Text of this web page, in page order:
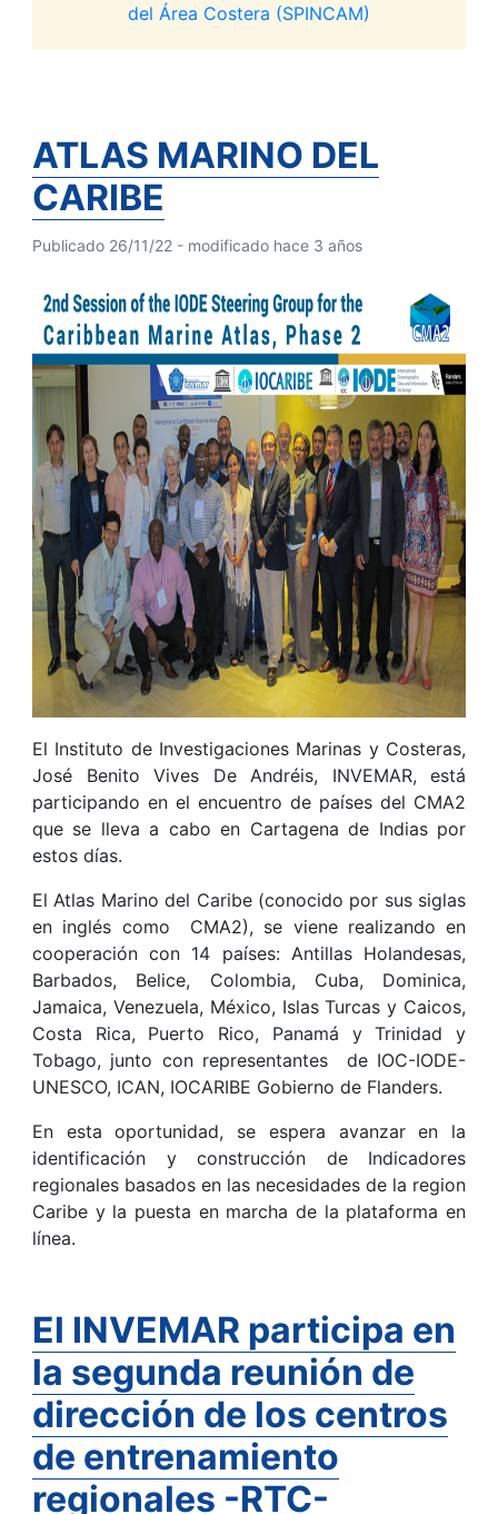
del Área Costera (SPINCAM)
ATLAS MARINO DEL
CARIBE
Publicado 26/11/22 - modificado hace 3 años
El Instituto de Investigaciones Marinas y Costeras,
José Benito Vives De Andréis, INVEMAR, está
participando en el encuentro de países del CMA2
que se lleva a cabo en Cartagena de Indias por
estos días.
El Atlas Marino del Caribe (conocido por sus siglas
en inglés como CMA2), se viene realizando en
cooperación con 14 países: Antillas Holandesas,
Barbados, Belice, Colombia, Cuba, Dominica,
Jamaica, Venezuela, México, Islas Turcas y Caicos,
Costa Rica, Puerto Rico, Panamá y Trinidad y
Tobago, junto con representantes de IOC-IODE-
UNESCO, ICAN, IOCARIBE Gobierno de Flanders.
En esta oportunidad, se espera avanzar en la
identificación y construcción de Indicadores
regionales basados en las necesidades de la region
Caribe y la puesta en marcha de la plataforma en
línea.
El INVEMAR participa en
la segunda reunión de
dirección de los centros
de entrenamiento
regionales -RTC-